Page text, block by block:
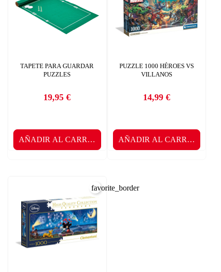
TAPETE PARA GUARDAR
PUZZLES
Precio
19,95 €
AÑADIR AL CARRITO
PUZZLE 1000 HÉROES VS
VILLANOS
Precio
14,99 €
AÑADIR AL CARRITO
favorite_border